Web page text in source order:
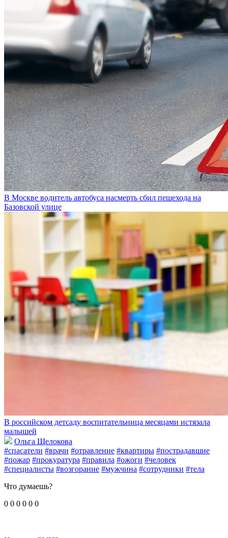
В Москве водитель автобуса насмерть сбил пешехода на
Базовской улице
В российском детсаду воспитательница месяцами истязала
малышей
Ольга Щелокова
#спасатели #врачи #отравление #квартиры #пострадавшие
#пожар #прокуратура #правила #ожоги #человек
#специалисты #возгорание #мужчина #сотрудники #тела
Что думаешь?
0 0 0 0 0 0